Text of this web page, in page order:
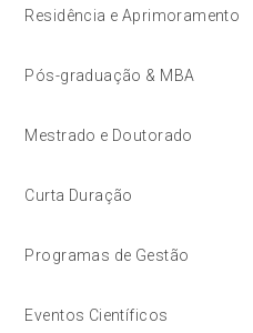
Residência e Aprimoramento
Pós-graduação & MBA
Mestrado e Doutorado
Curta Duração
Programas de Gestão
Eventos Científicos